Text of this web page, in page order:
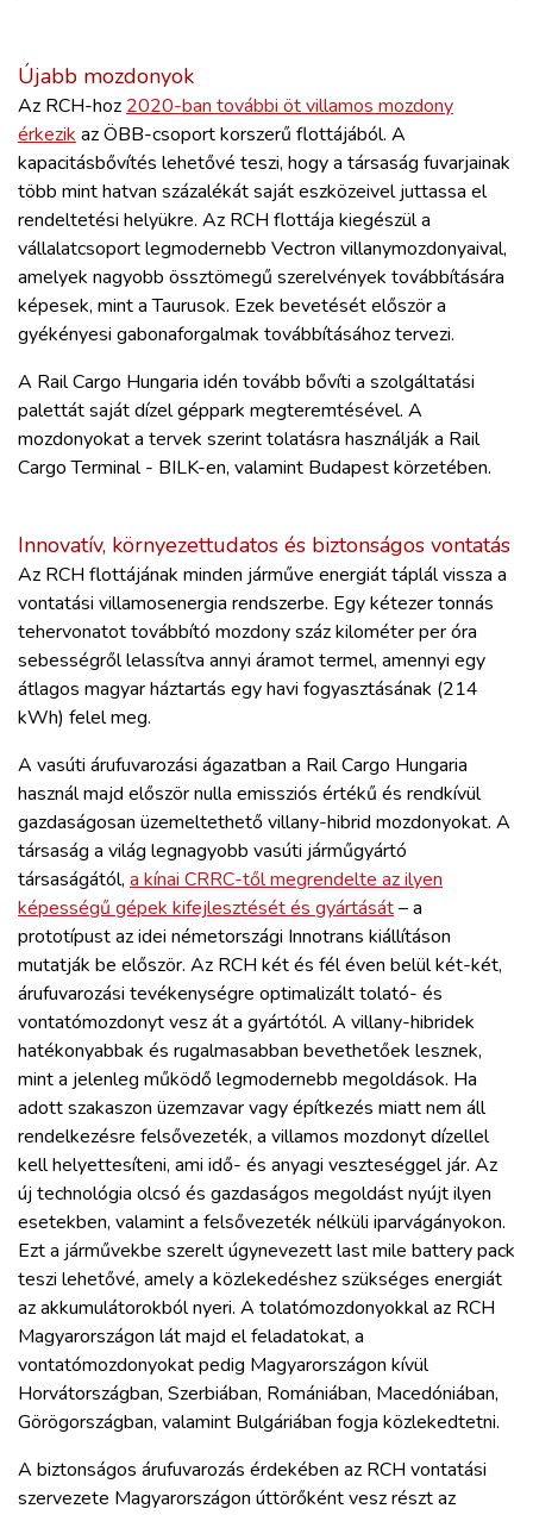
Újabb mozdonyok
Az RCH-hoz 2020-ban további öt villamos mozdony
érkezik az ÖBB-csoport korszerű flottájából. A
kapacitásbővítés lehetővé teszi, hogy a társaság fuvarjainak
több mint hatvan százalékát saját eszközeivel juttassa el
rendeltetési helyükre. Az RCH flottája kiegészül a
vállalatcsoport legmodernebb Vectron villanymozdonyaival,
amelyek nagyobb össztömegű szerelvények továbbítására
képesek, mint a Taurusok. Ezek bevetését először a
gyékényesi gabonaforgalmak továbbításához tervezi.
A Rail Cargo Hungaria idén tovább bővíti a szolgáltatási
palettát saját dízel géppark megteremtésével. A
mozdonyokat a tervek szerint tolatásra használják a Rail
Cargo Terminal - BILK-en, valamint Budapest körzetében.
Innovatív, környezettudatos és biztonságos vontatás
Az RCH flottájának minden járműve energiát táplál vissza a
vontatási villamosenergia rendszerbe. Egy kétezer tonnás
tehervonatot továbbító mozdony száz kilométer per óra
sebességről lelassítva annyi áramot termel, amennyi egy
átlagos magyar háztartás egy havi fogyasztásának (214
kWh) felel meg.
A vasúti árufuvarozási ágazatban a Rail Cargo Hungaria
használ majd először nulla emissziós értékű és rendkívül
gazdaságosan üzemeltethető villany-hibrid mozdonyokat. A
társaság a világ legnagyobb vasúti járműgyártó
társaságától, a kínai CRRC-től megrendelte az ilyen
képességű gépek kifejlesztését és gyártását– a
prototípust az idei németországi Innotrans kiállításon
mutatják be először. Az RCH két és fél éven belül két-két,
árufuvarozási tevékenységre optimalizált tolató- és
vontatómozdonyt vesz át a gyártótól. A villany-hibridek
hatékonyabbak és rugalmasabban bevethetőek lesznek,
mint a jelenleg működő legmodernebb megoldások. Ha
adott szakaszon üzemzavar vagy építkezés miatt nem áll
rendelkezésre felsővezeték, a villamos mozdonyt dízellel
kell helyettesíteni, ami idő- és anyagi veszteséggel jár. Az
új technológia olcsó és gazdaságos megoldást nyújt ilyen
esetekben, valamint a felsővezeték nélküli iparvágányokon.
Ezt a járművekbe szerelt úgynevezett last mile battery pack
teszi lehetővé, amely a közlekedéshez szükséges energiát
az akkumulátorokból nyeri. A tolatómozdonyokkal az RCH
Magyarországon lát majd el feladatokat, a
vontatómozdonyokat pedig Magyarországon kívül
Horvátországban, Szerbiában, Romániában, Macedóniában,
Görögországban, valamint Bulgáriában fogja közlekedtetni.
A biztonságos árufuvarozás érdekében az RCH vontatási
szervezete Magyarországon úttörőként vesz részt az